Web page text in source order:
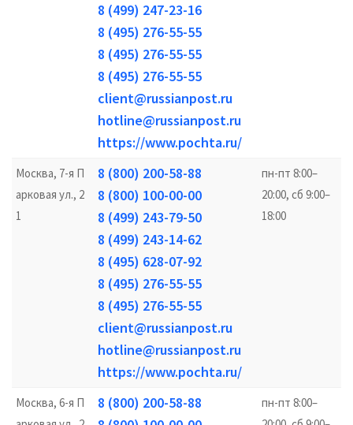
8 (499) 247-23-16
8 (495) 276-55-55
8 (495) 276-55-55
8 (495) 276-55-55
client@russianpost.ru
hotline@russianpost.ru
https://www.pochta.ru/
Москва, 7-я П
арковая ул., 2
1
8 (800) 200-58-88
8 (800) 100-00-00
8 (499) 243-79-50
8 (499) 243-14-62
8 (495) 628-07-92
8 (495) 276-55-55
8 (495) 276-55-55
client@russianpost.ru
hotline@russianpost.ru
https://www.pochta.ru/
пн-пт 8:00–
20:00, сб 9:00–
18:00
Москва, 6-я П
8 (800) 200-58-88
пн-пт 8:00–